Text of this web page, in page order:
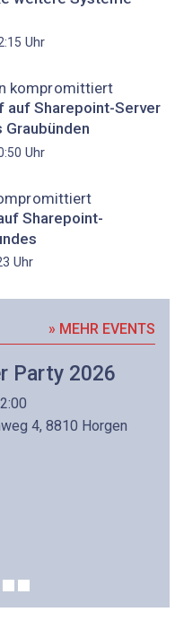
Uhr
kompromittiert
auf Sharepoint-Server
Graubünden
Uhr
Sharepoint-
Uhr
» MEHR EVENTS
Party 2026
4, 8810 Horgen